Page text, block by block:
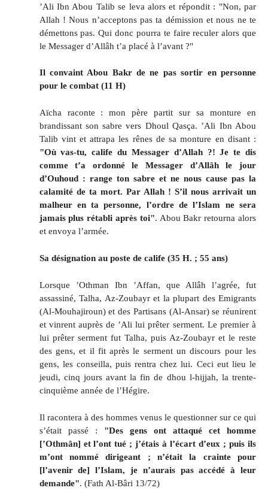
’Ali Ibn Abou Talib se leva alors et répondit : "Non, par
Allah ! Nous n’acceptons pas ta démission et nous ne te
démettons pas. Qui donc pourra te faire reculer alors que
le Messager d’Allâh t’a placé à l’avant ?"
Il convaint Abou Bakr de ne pas sortir en personne
pour le combat (11 H)
Aïcha raconte : mon père partit sur sa monture en
brandissant son sabre vers Dhoul Qasça. ’Ali Ibn Abou
Talib vint et attrapa les rênes de sa monture en disant :
"Où vas-tu, calife du Messager d’Allah ?! Je te dis
comme t’a ordonné le Messager d’Allâh le jour
d’Ouhoud : range ton sabre et ne nous cause pas la
calamité de ta mort. Par Allah ! S’il nous arrivait un
malheur en ta personne, l’ordre de l’Islam ne sera
jamais plus rétabli après toi". Abou Bakr retourna alors
et envoya l’armée.
Sa désignation au poste de calife (35 H. ; 55 ans)
Lorsque ’Othman Ibn ’Affan, que Allâh l’agrée, fut
assassiné, Talha, Az-Zoubayr et la plupart des Emigrants
(Al-Mouhajiroun) et des Partisans (Al-Ansar) se réunirent
et vinrent auprès de ’Ali lui prêter serment. Le premier à
lui prêter serment fut Talha, puis Az-Zoubayr et le reste
des gens, et il fit après le serment un discours pour les
gens, les conseilla, puis rentra chez lui. Ceci eut lieu le
jeudi, cinq jours avant la fin de dhou l-hijjah, la trente-
cinquième année de l’Hégire.
Il racontera à des hommes venus le questionner sur ce qui
s’était passé : "Des gens ont attaqué cet homme
[’Othmân] et l’ont tué ; j’étais à l’écart d’eux ; puis ils
m’ont nommé dirigeant ; n’était la crainte pour
[l’avenir de] l’Islam, je n’aurais pas accédé à leur
demande". (Fath Al-Bâri 13/72)